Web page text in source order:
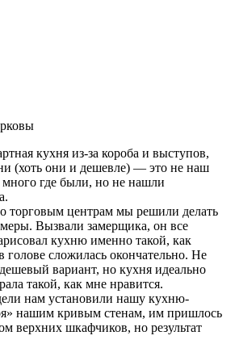
кухня из-за короба и выступов,
(хоть они и дешевле) — это не наш
где были, но не нашли
торговым центрам мы решили делать
Вызвали замерщика, он все
кухню именно такой, как
голове сложилась окончательно. Не
вариант, но кухня идеально
такой, как мне нравится.
нам установили нашу кухню-
нашим кривым стенам, им пришлось
верхних шкафчиков, но результат